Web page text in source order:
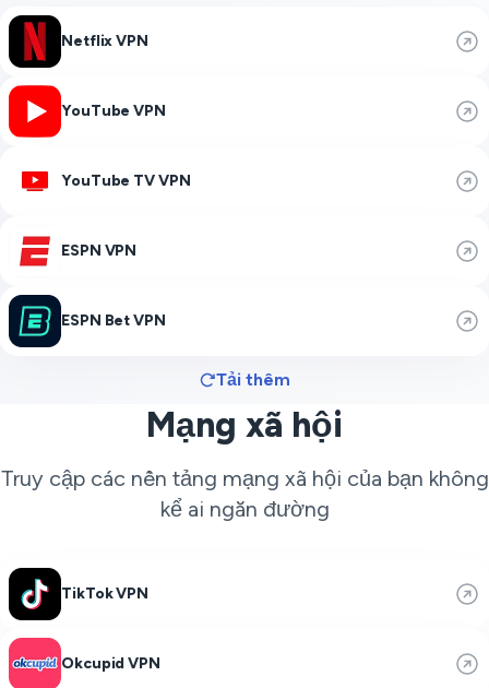
Netflix VPN
YouTube VPN
YouTube TV VPN
ESPN VPN
ESPN Bet VPN
Tải thêm
Mạng xã hội
Truy cập các nền tảng mạng xã hội của bạn không
kể ai ngăn đường
TikTok VPN
Okcupid VPN